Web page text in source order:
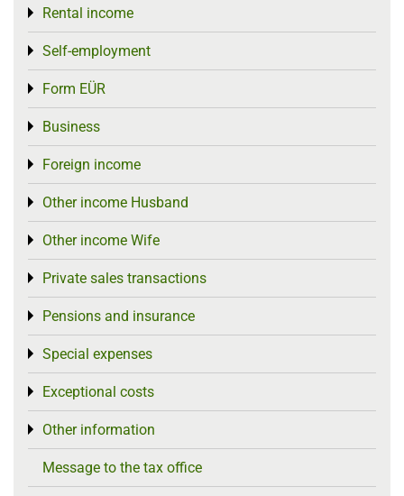
Rental income
Toggle menu
Self-employment
Toggle menu
Form EÜR
Toggle menu
Business
Toggle menu
Foreign income
Toggle menu
Other income Husband
Toggle menu
Other income Wife
Toggle menu
Private sales transactions
Toggle menu
Pensions and insurance
Toggle menu
Special expenses
Toggle menu
Exceptional costs
Toggle menu
Other information
Toggle menu
Message to the tax office